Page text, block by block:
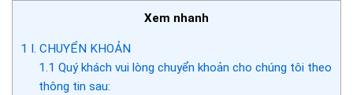
Xem nhanh
1 I. CHUYỂN KHOẢN
1.1 Quý khách vui lòng chuyển khoản cho chúng tôi theo
thông tin sau: